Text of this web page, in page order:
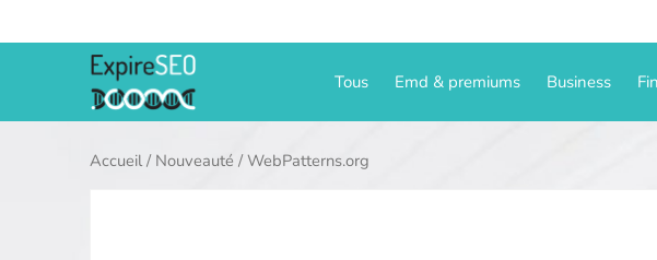
au
Tous Emd & premiums Business
Accueil/ Nouveauté / WebPatterns.org